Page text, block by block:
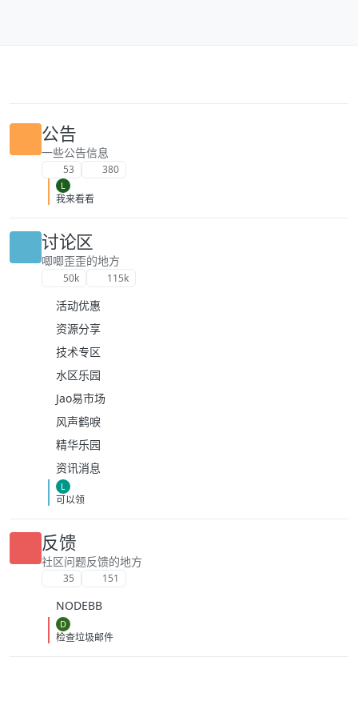
公告
一些公告信息
53 380
L
我来看看
讨论区
唧唧歪歪的地方
50k 115k
活动优惠
资源分享
技术专区
水区乐园
Jao易市场
风声鹤唳
精华乐园
资讯消息
L
可以领
反馈
社区问题反馈的地方
35 151
NODEBB
D
检查垃圾邮件